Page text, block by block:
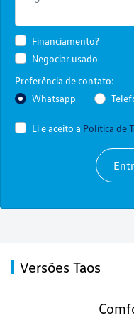
Financiamento?
Negociar usado
Preferência de contato:
Whatsapp
Li e aceito a Política de
Versões Taos